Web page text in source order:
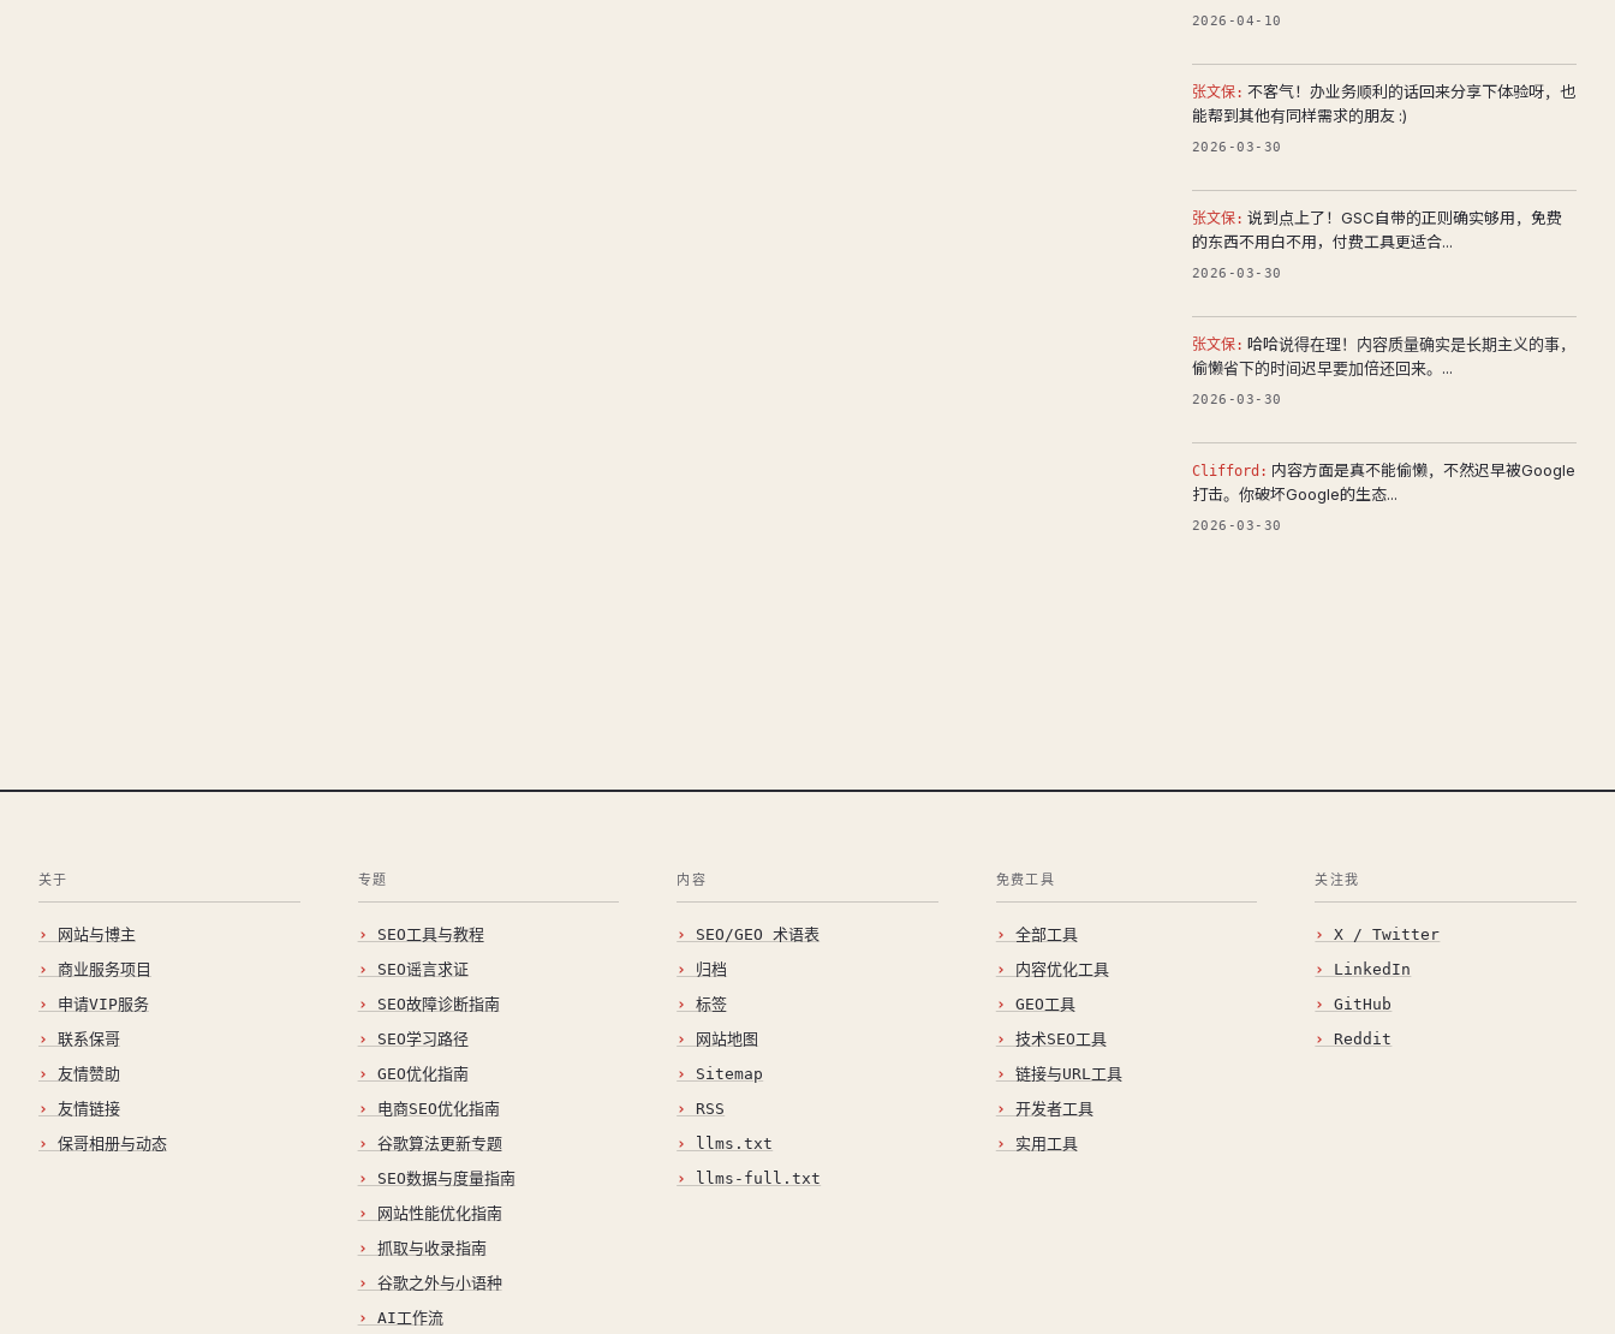
2026-04-10
张文保:
能帮到其他有同样需求的朋友 :)
2026-03-30
张文保:
的东西不用白不用，付费工具更适合...
2026-03-30
张文保:
偷懒省下的时间迟早要加倍还回来。...
2026-03-30
Clifford:
打击。你破坏Google的生态...
2026-03-30
关于
网站与博主
商业服务项目
申请VIP服务
联系保哥
友情赞助
友情链接
保哥相册与动态
专题
SEO工具与教程
SEO谣言求证
SEO故障诊断指南
SEO学习路径
GEO优化指南
电商SEO优化指南
谷歌算法更新专题
SEO数据与度量指南
网站性能优化指南
抓取与收录指南
谷歌之外与小语种
AI工作流
内容
SEO/GEO 术语表
归档
标签
网站地图
Sitemap
RSS
llms.txt
llms-full.txt
免费工具
全部工具
内容优化工具
GEO工具
技术SEO工具
链接与URL工具
开发者工具
实用工具
关注我
X / Twitter
LinkedIn
GitHub
Reddit